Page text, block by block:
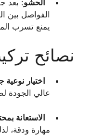
الحشو: بعد
الفواصل بين
يمنع تسرب
نصائح
اختيار نوعية
عالي الجودة
الاستعانة
مهارة ودقة،